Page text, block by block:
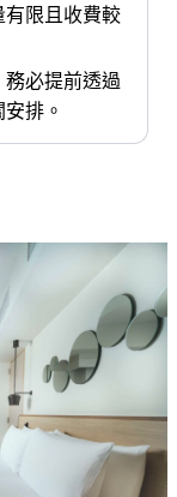
限且收費較
必提前透過
排。